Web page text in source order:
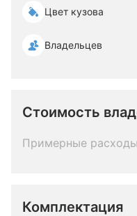
Цвет кузова
Владельцев
Стоимость
Примерные
Комплектация